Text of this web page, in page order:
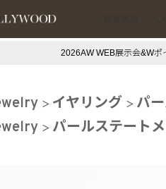
イチ押し（通勤パールアクセ）
2026AW WEB展示会&Wポ
イヤリング
パ
パールステート